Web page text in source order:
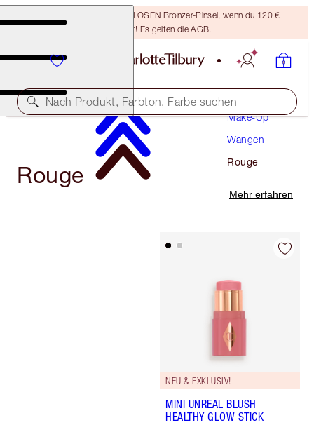
Sichere dir einen KOSTENLOSEN Bronzer-Pinsel, wenn du 120 €
ausgibst! Es gelten die AGB.
Nach Produkt, Farbton, Farbe suchen
Make-Up
Wangen
Rouge
Rouge
Mehr erfahren
NEU & EXKLUSIV!
MINI UNREAL BLUSH
HEALTHY GLOW STICK